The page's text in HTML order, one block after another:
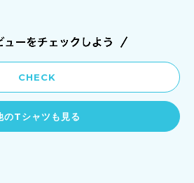
CHECK
のTシャツも見る